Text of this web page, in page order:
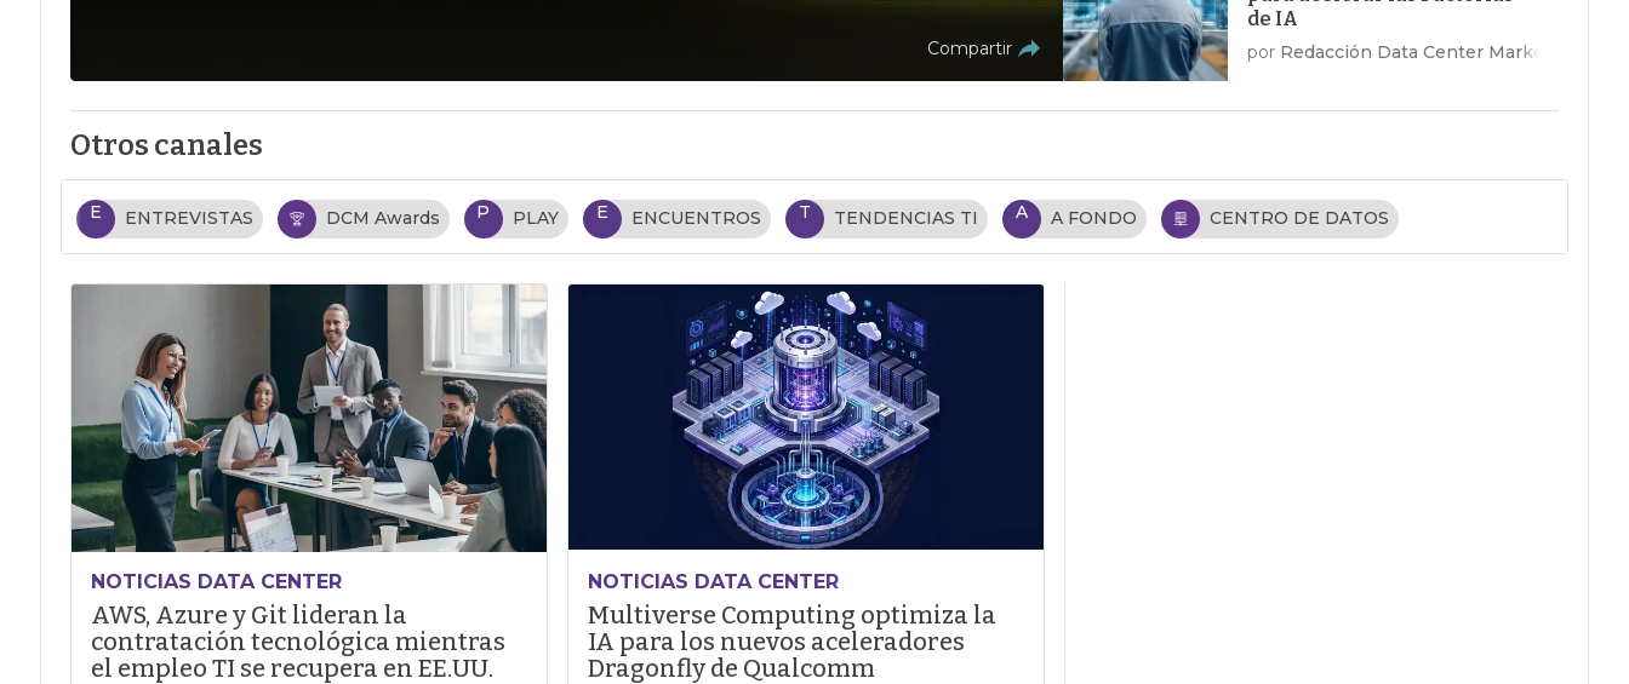
Compartir
de IA
por Redacción Data Center Market
Otros canales
E ENTREVISTAS DCM Awards P PLAY E ENCUENTROS T TENDENCIAS TI A A FONDO CENTRO DE DATOS
NOTICIAS DATA CENTER
AWS, Azure y Git lideran la
contratación tecnológica mientras
el empleo TI se recupera en EE.UU.
NOTICIAS DATA CENTER
Multiverse Computing optimiza la
IA para los nuevos aceleradores
Dragonfly de Qualcomm